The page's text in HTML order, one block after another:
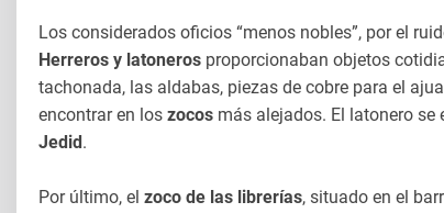
Los considerados oficios “menos nobles”, por el
Herreros y latoneros proporcionaban objetos
tachonada, las aldabas, piezas de cobre para el
encontrar en los zocos más alejados. El latonero se
Jedid.
Por último, el zoco de las librerías, situado en el